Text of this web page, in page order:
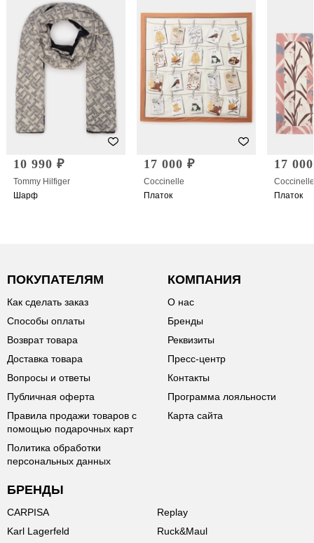
10 990 ₽
Tommy Hilfiger
Шарф
17 000 ₽
Coccinelle
Платок
17
Coccinelle
Платок
ПОКУПАТЕЛЯМ
Как сделать заказ
Способы оплаты
Возврат товара
Доставка товара
Вопросы и ответы
Публичная оферта
Правила продажи товаров с
помощью подарочных карт
Политика обработки
персональных данных
КОМПАНИЯ
О нас
Бренды
Реквизиты
Пресс-центр
Контакты
Программа лояльности
Карта сайта
БРЕНДЫ
CARPISA
Karl Lagerfeld
Replay
Ruck&Maul